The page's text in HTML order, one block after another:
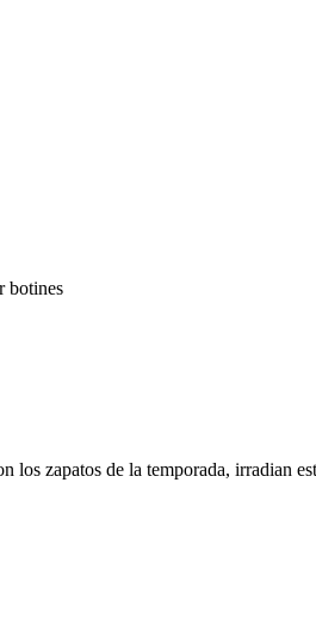
botines
zapatos de la temporada, irradian